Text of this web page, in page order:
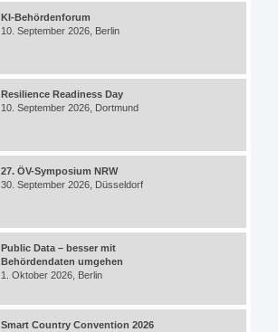
KI-Behördenforum
10. September 2026, Berlin
Resilience Readiness Day
10. September 2026, Dortmund
27. ÖV-Symposium NRW
30. September 2026, Düsseldorf
Public Data – besser mit
Behördendaten umgehen
1. Oktober 2026, Berlin
Smart Country Convention 2026